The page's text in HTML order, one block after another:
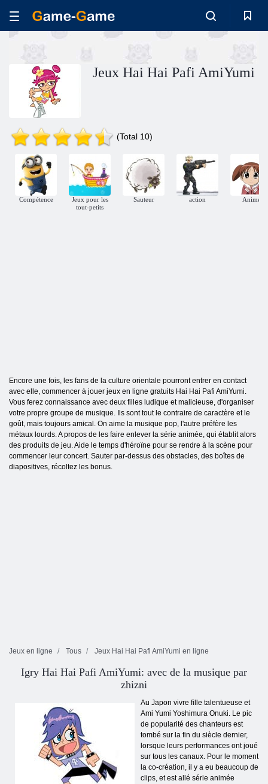
Jeux Hai Hai Pafi AmiYumi
(Total 10)
Compétence
Jeux pour les
tout-petits
Sauteur action Anime
Encore une fois, les fans de la culture orientale pourront entrer en contact
avec elle, commencer à jouer jeux en ligne gratuits Hai Hai Pafi AmiYumi.
Vous ferez connaissance avec deux filles ludique et malicieuse, d'organiser
votre propre groupe de musique. Ils sont tout le contraire de caractère et le
goût, mais toujours amical. On aime la musique pop, l'autre préfère les
métaux lourds. A propos de les faire enlever la série animée, qui établit alors
des produits de jeu. Aide le temps d'héroïne pour se rendre à la scène pour
commencer leur concert. Sauter par-dessus des obstacles, des boîtes de
diapositives, récoltez les bonus.
Jeux en ligne Tous Jeux Hai Hai Pafi AmiYumi en ligne
Igry Hai Hai Pafi AmiYumi: avec de la musique par
zhizni
Au Japon vivre fille talentueuse et
Ami Yumi Yoshimura Onuki. Le pic
de popularité des chanteurs est
tombé sur la fin du siècle dernier,
lorsque leurs performances ont joué
sur tous les canaux. Pour le moment
la co-création, il y a eu beaucoup de
clips, et est allé série animée